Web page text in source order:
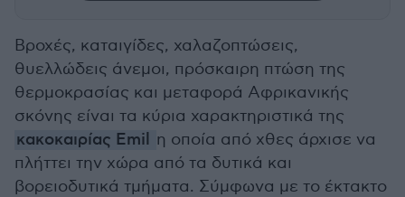
Βροχές, καταιγίδες, χαλαζοπτώσεις,
θυελλώδεις άνεμοι, πρόσκαιρη πτώση της
θερμοκρασίας και μεταφορά Αφρικανικής
σκόνης είναι τα κύρια χαρακτηριστικά της
κακοκαιρίας Emil η οποία από χθες άρχισε να
πλήττει την χώρα από τα δυτικά και
βορειοδυτικά τμήματα. Σύμφωνα με το έκτακτο